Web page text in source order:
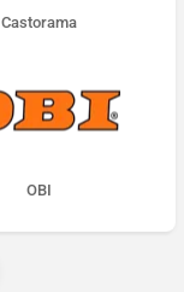
Castorama
OBI